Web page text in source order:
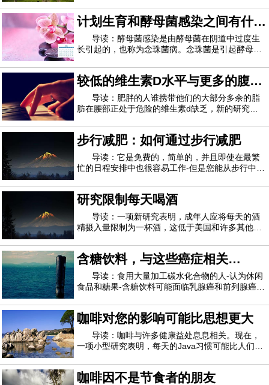
与运动饮料相比具有可比甚至更大的抗炎和其他好
处，据《纽约时报》报道。该研究的作者发表在“
PLoS One ”杂志上，香蕉的缺点之一可能是
计划生育和酵母菌感染之间有什么
联系导读：酵母菌感染是由酵母菌在阴道中过度生
长引起的，也称为念珠菌病。念珠菌是引起酵母菌
时会过度生长，从而引起酵母菌感染的症状。感染
酵母菌的一个常见风险因素是妇女使用的节育类
型。在本文中，我们将探讨为什么某些类型的节
较低的维生素D水平与更多的腹部
脂肪有关
导读：肥胖的人谁携带他们的大部分多余的脂
肪在腰部正处于危险的维生素d缺乏，新的研究警
响。维生素D水平低与骨骼健康不佳以及呼吸道感
染，自身免疫性疾病和心脏病的风险增加有关。研
究作者Rachida Rafiq说：“ 腹部脂肪增加与维
步行减肥：如何通过步行减肥
导读：它是免费的，简单的，并且即使在最繁
忙的日程安排中也很容易工作-但是您能从步行中减
力跑步，步行并不是减肥运动中的主要功能。但实
际上，将常规的快步走纳入您的锻炼方案是改变身
体成分的简单方法。如果您想通过步行减肥
研究限制每天喝酒
导读：一项新研究表明，成年人应将每天的酒
精摄入量限制为一杯酒，这低于美国和许多其他国
说，超过一日饮酒限制的成年人比没有成年人的成
年人预期死亡的年龄要小。美联社报道，美国现行
指南建议女性每周喝酒不超过7杯，而男性每
含糖饮料，与这些癌症相关
的“坏”碳水化合物
导读：食用大量加工碳水化合物的人-认为休闲
食品和糖果-含糖饮料可能面临乳腺癌和前列腺癌的
亚哥举行的美国营养学会年会上报道的，并没有证
明“不良”碳水化合物会引起癌症。但首席研究员
Nour Makarem说，鉴于乳腺癌和前列腺癌是
咖啡对您的影响可能比思想更大
导读：咖啡与许多健康益处息息相关。现在，
一项小型研究表明，每天的Java习惯可能比人们想
成年人的研究发现，每天大量喝咖啡 -每天四到八
杯-会改变100多种代谢产物的血液水平。这是指在
咖啡因不是节食者的朋友